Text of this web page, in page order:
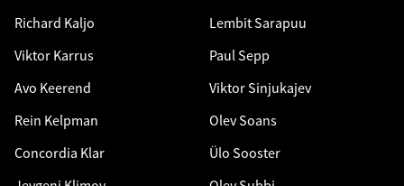
Richard Kaljo
Viktor Karrus
Avo Keerend
Rein Kelpman
Concordia Klar
Lembit Sarapuu
Paul Sepp
Viktor Sinjukajev
Olev Soans
Ülo Sooster